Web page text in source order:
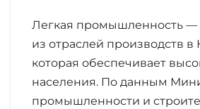
Легкая промышленность —
из отраслей производств в
которая обеспечивает
населения. По данным
промышленности и